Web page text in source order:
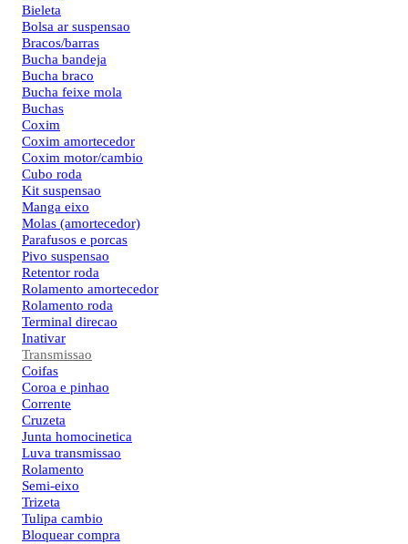
Bieleta
Bolsa ar suspensao
Bracos/barras
Bucha bandeja
Bucha braco
Bucha feixe mola
Buchas
Coxim
Coxim amortecedor
Coxim motor/cambio
Cubo roda
Kit suspensao
Manga eixo
Molas (amortecedor)
Parafusos e porcas
Pivo suspensao
Retentor roda
Rolamento amortecedor
Rolamento roda
Terminal direcao
Inativar
Transmissao
Coifas
Coroa e pinhao
Corrente
Cruzeta
Junta homocinetica
Luva transmissao
Rolamento
Semi-eixo
Trizeta
Tulipa cambio
Bloquear compra